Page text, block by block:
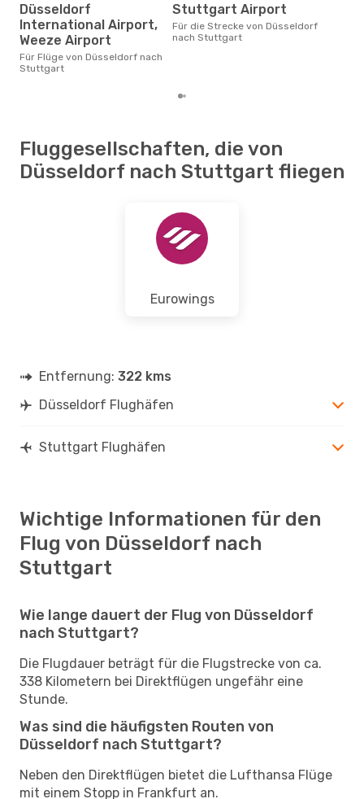
Düsseldorf
International Airport,
Weeze Airport
Für Flüge von Düsseldorf nach
Stuttgart
Stuttgart Airport
Für die Strecke von Düsseldorf
nach Stuttgart
Fluggesellschaften, die von
Düsseldorf nach Stuttgart fliegen
Eurowings
Entfernung: 322 kms
Düsseldorf Flughäfen
Stuttgart Flughäfen
Wichtige Informationen für den
Flug von Düsseldorf nach
Stuttgart
Wie lange dauert der Flug von Düsseldorf
nach Stuttgart?
Die Flugdauer beträgt für die Flugstrecke von ca.
338 Kilometern bei Direktflügen ungefähr eine
Stunde.
Was sind die häufigsten Routen von
Düsseldorf nach Stuttgart?
Neben den Direktflügen bietet die Lufthansa Flüge
mit einem Stopp in Frankfurt an.